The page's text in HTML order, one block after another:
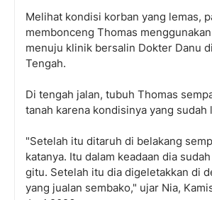
Melihat kondisi korban yang lemas,
membonceng Thomas
menuju klinik bersalin Dokter Danu
Tengah.
Di tengah jalan, tubuh Thomas
tanah karena kondisinya yang sudah
"Setelah itu ditaruh di belakang
katanya. Itu dalam keadaan dia
gitu. Setelah itu dia digeletakkan di
yang jualan sembako," ujar Nia,